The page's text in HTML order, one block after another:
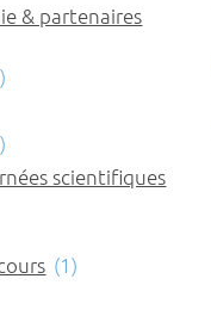
& partenaires
scientifiques
(1)